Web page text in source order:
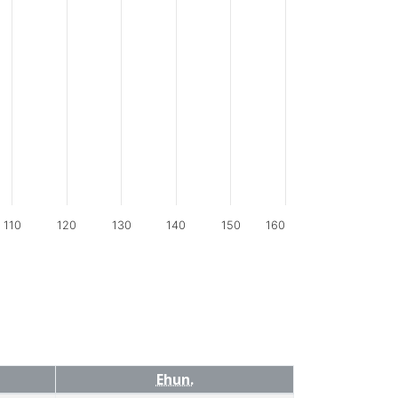
110 120 130 140 150 160
Ehun.